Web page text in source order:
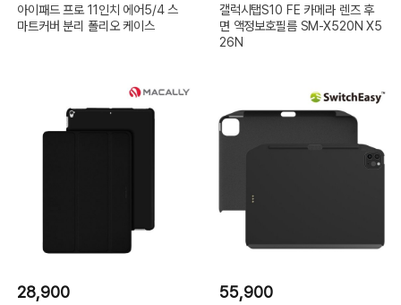
아이패드 프로 11인치 에어5/4 스
마트커버 분리 폴리오 케이스
갤럭시탭S10 FE 카메라 렌즈 후
면 액정보호필름 SM-X520N X5
26N
28,900 55,900